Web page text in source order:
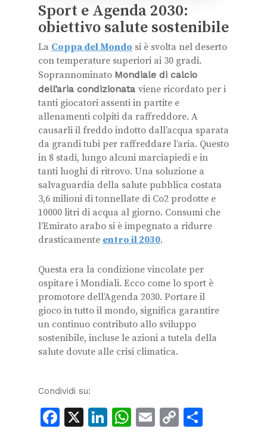
Sport e Agenda 2030:
obiettivo salute sostenibile
La Coppa del Mondo si è svolta nel deserto
con temperature superiori ai 30 gradi.
Soprannominato Mondiale di calcio
dell’aria condizionata viene ricordato per i
tanti giocatori assenti in partite e
allenamenti colpiti da raffreddore. A
causarli il freddo indotto dall’acqua sparata
da grandi tubi per raffreddare l’aria. Questo
in 8 stadi, lungo alcuni marciapiedi e in
tanti luoghi di ritrovo. Una soluzione a
salvaguardia della salute pubblica costata
3,6 milioni di tonnellate di Co2 prodotte e
10000 litri di acqua al giorno. Consumi che
l’Emirato arabo si è impegnato a ridurre
drasticamente entro il 2030.
Questa era la condizione vincolate per
ospitare i Mondiali. Ecco come lo sport è
promotore dell’Agenda 2030. Portare il
gioco in tutto il mondo, significa garantire
un continuo contributo allo sviluppo
sostenibile, incluse le azioni a tutela della
salute dovute alle crisi climatica.
Condividi su:
Facebook
X LinkedIn
WhatsApp
Email
Copy